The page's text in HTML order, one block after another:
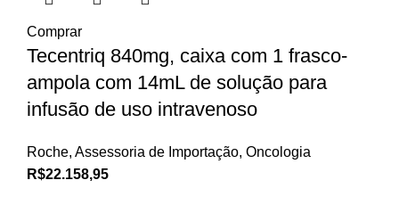
Comprar
Tecentriq 840mg, caixa com 1 frasco-
ampola com 14mL de solução para
infusão de uso intravenoso
Roche, Assessoria de Importação, Oncologia
R$22.158,95